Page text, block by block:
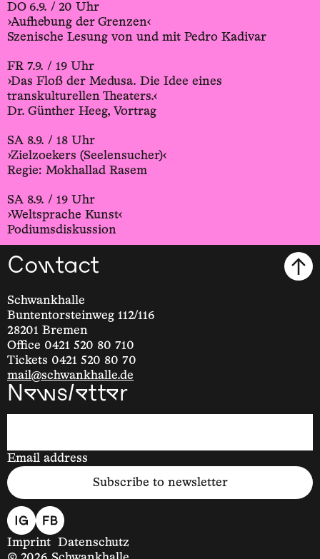
DO 6.9. / 20 Uhr
›Aufhebung der Grenzen‹
Szenische Lesung von und mit Pedro Kadivar
FR 7.9. / 19 Uhr
›Das Floß der Medusa. Die Idee eines
transkulturellen Theaters.‹
Dr. Günther Heeg, Vortrag
SA 8.9. / 18 Uhr
›Zielzoekers (Seelensucher)‹
Regie: Mokhallad Rasem
SA 8.9. / 19 Uhr
›Weltsprache Kunst‹
Podiumsdiskussion
Contact
Schwankhalle
Buntentorsteinweg 112/116
28201 Bremen
Office 0421 520 80 710
Tickets 0421 520 80 70
mail@schwankhalle.de
Newsletter
Email address
Subscribe to newsletter
Imprint Datenschutz